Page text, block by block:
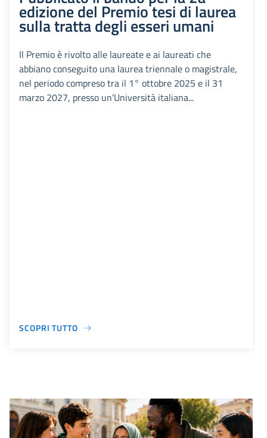
edizione del Premio tesi di laurea
sulla tratta degli esseri umani
Il Premio è rivolto alle laureate e ai laureati che
abbiano conseguito una laurea triennale o magistrale,
nel periodo compreso tra il 1° ottobre 2025 e il 31
marzo 2027, presso un’Università italiana...
SCOPRI TUTTO